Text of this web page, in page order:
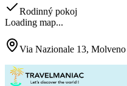
Rodinný pokoj
Loading map...
Via Nazionale 13, Molveno